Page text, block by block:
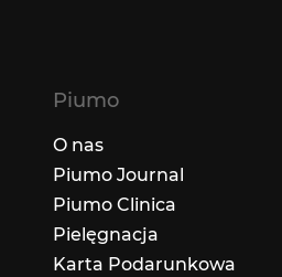
Piumo
O nas
Piumo Journal
Piumo Clinica
Pielęgnacja
Karta Podarunkowa